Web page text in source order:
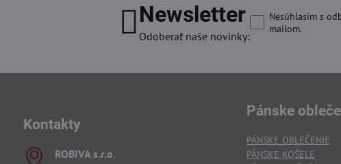
Newsletter
Odoberať naše novinky:
Nesúhlasím s
mailom.
Kontakty
ROBIVA s​.r​.o​.
Pánske
PÁNSKE OBLEČENIE
PÁNSKE KOŠELE